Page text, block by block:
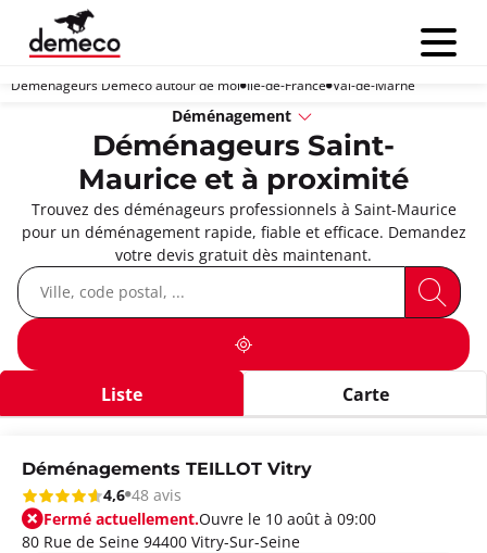
Menu
Déménageurs Demeco autour de moi Île-de-France Val-de-Marne
Déménagement
Déménageurs Saint-
Maurice et à proximité
Trouvez des déménageurs professionnels à Saint-Maurice
pour un déménagement rapide, fiable et efficace. Demandez
votre devis gratuit dès maintenant.
Liste Carte
Déménagements TEILLOT Vitry
4,6 48 avis
Fermé actuellement.Ouvre le 10 août à 09:00
80 Rue de Seine 94400 Vitry-Sur-Seine